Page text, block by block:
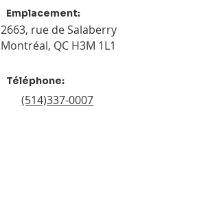
Emplacement:
2663, rue de Salaberry
Montréal, QC H3M 1L1
Téléphone:
(514)337-0007